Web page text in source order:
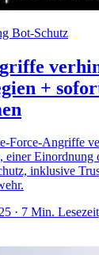
Bot-Schutz
+
Force-Angriffe
einer Einordnung
inklusive
· 7 Min. Lesezeit